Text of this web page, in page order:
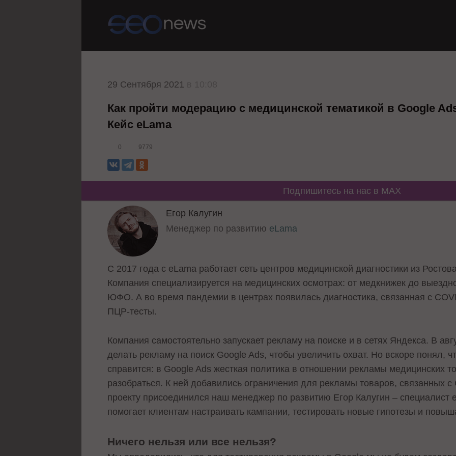
29 Сентября 2021
Как пройти модерацию с медицинской тематикой в Google
Кейс eLama
0 9779
Подпишитесь на нас в MAX
Егор Калугин
Менеджер по развитию eLama
С 2017 года с eLama работает сеть центров медицинской диагностики из
Компания специализируется на медицинских осмотрах: от медкнижек до
ЮФО. А во время пандемии в центрах появилась диагностика, связанная с
ПЦР-тесты.
Компания самостоятельно запускает рекламу на поиске и в сетях Яндекса. В
делать рекламу на поиск Google Ads, чтобы увеличить охват. Но вскоре понял,
справится: в Google Ads жесткая политика в отношении рекламы медицинских
разобраться. К ней добавились ограничения для рекламы товаров, связанных
проекту присоединился наш менеджер по развитию Егор Калугин – специалист
помогает клиентам настраивать кампании, тестировать новые гипотезы и
Ничего нельзя или все нельзя?